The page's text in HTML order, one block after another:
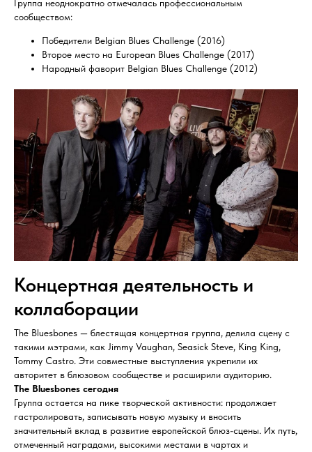
Группа неоднократно отмечалась профессиональным
сообществом:
Победители Belgian Blues Challenge (2016)
Второе место на European Blues Challenge (2017)
Народный фаворит Belgian Blues Challenge (2012)
Концертная деятельность и
коллаборации
The Bluesbones — блестящая концертная группа, делила сцену с
такими мэтрами, как Jimmy Vaughan, Seasick Steve, King King,
Tommy Castro. Эти совместные выступления укрепили их
авторитет в блюзовом сообществе и расширили аудиторию.
The Bluesbones сегодня
Группа остается на пике творческой активности: продолжает
гастролировать, записывать новую музыку и вносить
значительный вклад в развитие европейской блюз-сцены. Их путь,
отмеченный наградами, высокими местами в чартах и